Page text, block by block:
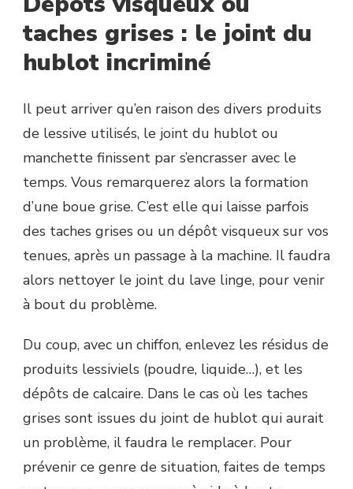
taches grises : le joint du
hublot incriminé
Il peut arriver qu’en raison des divers produits
de lessive utilisés, le joint du hublot ou
manchette finissent par s’encrasser avec le
temps. Vous remarquerez alors la formation
d’une boue grise. C’est elle qui laisse parfois
des taches grises ou un dépôt visqueux sur vos
tenues, après un passage à la machine. Il faudra
alors nettoyer le joint du lave linge, pour venir
à bout du problème.
Du coup, avec un chiffon, enlevez les résidus de
produits lessiviels (poudre, liquide…), et les
dépôts de calcaire. Dans le cas où les taches
grises sont issues du joint de hublot qui aurait
un problème, il faudra le remplacer. Pour
prévenir ce genre de situation, faites de temps